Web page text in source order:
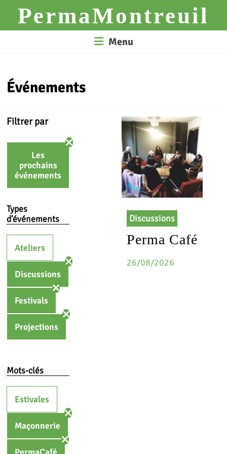
contentPermaMontreuil
Menu
Événements
Filtrer par
Les
prochains
événements
Types
d'événements
Ateliers
Discussions
Festivals
Projections
Mots-clés
Estivales
Maçonnerie
Discussions
Perma Café
26/08/2026